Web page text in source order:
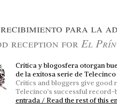
para la
reception for El
Crítica y blogosfera otorgan
de la exitosa serie de
Critics and bloggers give good
Telecinco's successful record-
entrada / Read the rest of this